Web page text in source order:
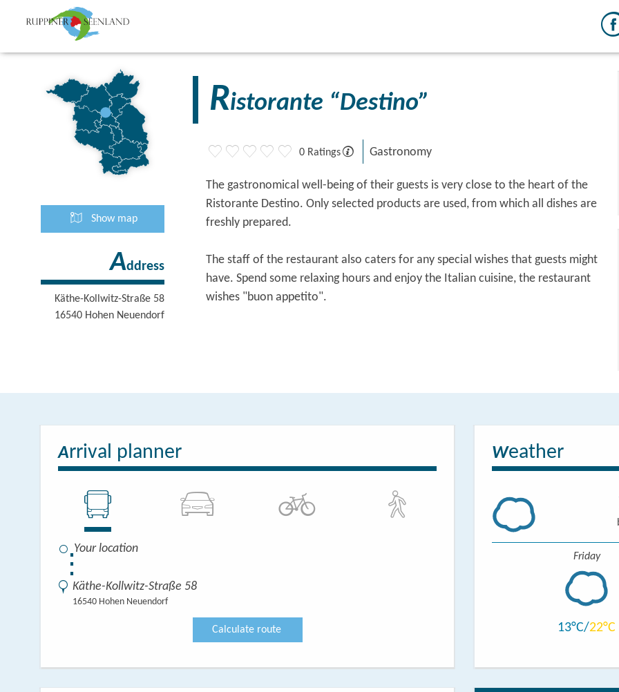
Show map
Address
Käthe-Kollwitz-Straße 58
16540 Hohen Neuendorf
Ristorante “Destino”
0 Ratings Gastronomy
The gastronomical well-being of their guests is very close to the heart of the
Ristorante Destino. Only selected products are used, from which all dishes are
freshly prepared.
The staff of the restaurant also caters for any special wishes that guests might
have. Spend some relaxing hours and enjoy the Italian cuisine, the restaurant
wishes "buon appetito".
Arrival planner
⋮
Käthe-Kollwitz-Straße 58
16540 Hohen Neuendorf
Calculate route
Weather
Friday
13 22